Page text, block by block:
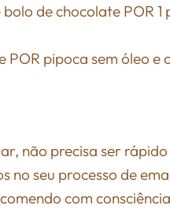
de chocolate POR
POR pipoca sem óleo
não precisa ser
no seu processo de
com